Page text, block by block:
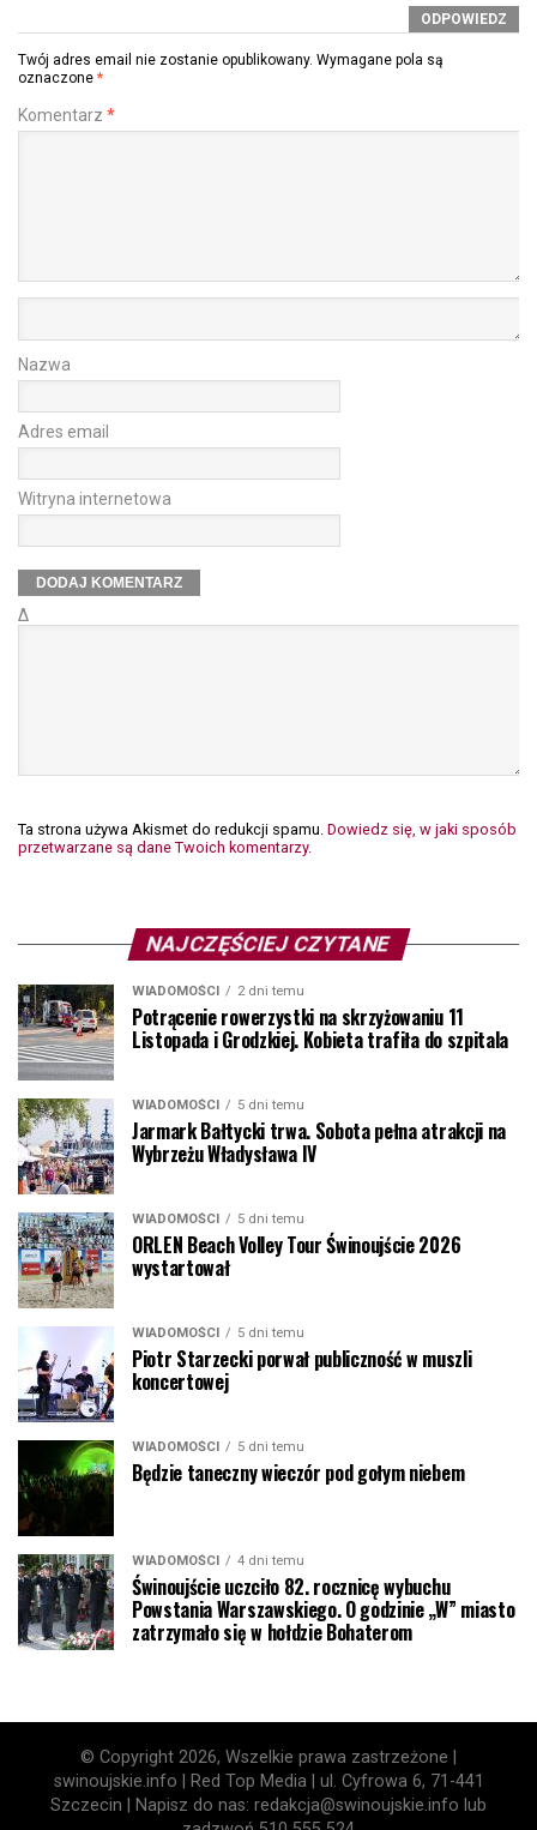
ODPOWIEDZ
Twój adres email nie zostanie opublikowany. Wymagane pola są
oznaczone *
Komentarz *
Nazwa
Adres email
Witryna internetowa
Δ
Ta strona używa Akismet do redukcji spamu. Dowiedz się, w jaki sposób
przetwarzane są dane Twoich komentarzy.
NAJCZĘŚCIEJ CZYTANE
WIADOMOŚCI 2 dni temu
Potrącenie rowerzystki na skrzyżowaniu 11
Listopada i Grodzkiej. Kobieta trafiła do szpitala
WIADOMOŚCI 5 dni temu
Jarmark Bałtycki trwa. Sobota pełna atrakcji na
Wybrzeżu Władysława IV
WIADOMOŚCI 5 dni temu
ORLEN Beach Volley Tour Świnoujście 2026
wystartował
WIADOMOŚCI 5 dni temu
Piotr Starzecki porwał publiczność w muszli
koncertowej
WIADOMOŚCI 5 dni temu
Będzie taneczny wieczór pod gołym niebem
WIADOMOŚCI 4 dni temu
Świnoujście uczciło 82. rocznicę wybuchu
Powstania Warszawskiego. O godzinie „W” miasto
zatrzymało się w hołdzie Bohaterom
© Copyright 2026, Wszelkie prawa zastrzeżone |
swinoujskie.info | Red Top Media | ul. Cyfrowa 6, 71-441
Szczecin | Napisz do nas: redakcja@swinoujskie.info lub